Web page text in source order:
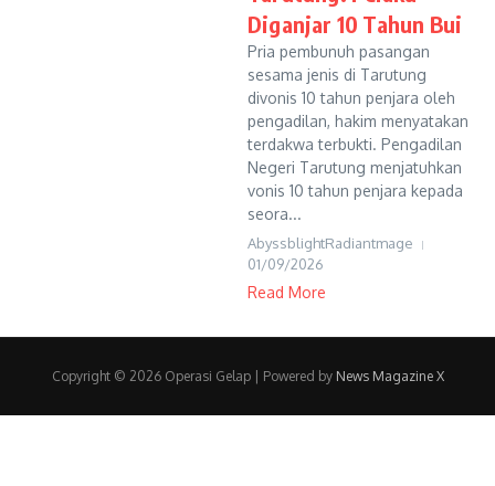
Diganjar 10 Tahun Bui
Pria pembunuh pasangan
sesama jenis di Tarutung
divonis 10 tahun penjara oleh
pengadilan, hakim menyatakan
terdakwa terbukti. Pengadilan
Negeri Tarutung menjatuhkan
vonis 10 tahun penjara kepada
seora...
AbyssblightRadiantmage
01/09/2026
Read More
Copyright © 2026 Operasi Gelap | Powered by News Magazine X